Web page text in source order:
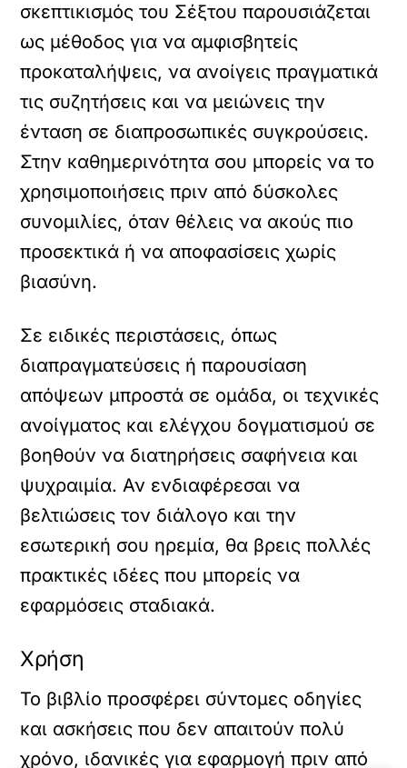
σκεπτικισμός του Σέξτου παρουσιάζεται
ως μέθοδος για να αμφισβητείς
προκαταλήψεις, να ανοίγεις πραγματικά
τις συζητήσεις και να μειώνεις την
ένταση σε διαπροσωπικές συγκρούσεις.
Στην καθημερινότητα σου μπορείς να το
χρησιμοποιήσεις πριν από δύσκολες
συνομιλίες, όταν θέλεις να ακούς πιο
προσεκτικά ή να αποφασίσεις χωρίς
βιασύνη.
Σε ειδικές περιστάσεις, όπως
διαπραγματεύσεις ή παρουσίαση
απόψεων μπροστά σε ομάδα, οι τεχνικές
ανοίγματος και ελέγχου δογματισμού σε
βοηθούν να διατηρήσεις σαφήνεια και
ψυχραιμία. Αν ενδιαφέρεσαι να
βελτιώσεις τον διάλογο και την
εσωτερική σου ηρεμία, θα βρεις πολλές
πρακτικές ιδέες που μπορείς να
εφαρμόσεις σταδιακά.
Χρήση
Το βιβλίο προσφέρει σύντομες οδηγίες
και ασκήσεις που δεν απαιτούν πολύ
χρόνο, ιδανικές για εφαρμογή πριν από